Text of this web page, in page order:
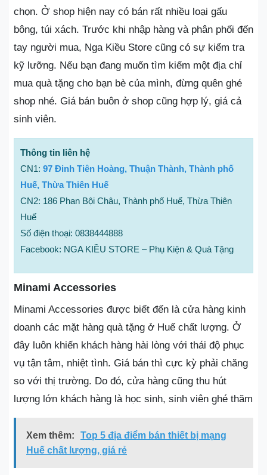
chọn. Ở shop hiện nay có bán rất nhiều loại gấu
bông, túi xách. Trước khi nhập hàng và phân phối đến
tay người mua, Nga Kiều Store cũng có sự kiểm tra
kỹ lưỡng. Nếu bạn đang muốn tìm kiếm một địa chỉ
mua quà tặng cho bạn bè của mình, đừng quên ghé
shop nhé. Giá bán buôn ở shop cũng hợp lý, giá cả
sinh viên.
Thông tin liên hệ
CN1: 97 Đinh Tiên Hoàng, Thuận Thành, Thành phố
Huế, Thừa Thiên Huế
CN2: 186 Phan Bội Châu, Thành phố Huế, Thừa Thiên
Huế
Số điện thoại: 0838444888
Facebook: NGA KIỀU STORE – Phụ Kiện & Quà Tặng
Minami Accessories
Minami Accessories được biết đến là cửa hàng kinh
doanh các mặt hàng quà tặng ở Huế chất lượng. Ở
đây luôn khiến khách hàng hài lòng với thái độ phục
vụ tận tâm, nhiệt tình. Giá bán thì cực kỳ phải chăng
so với thị trường. Do đó, cửa hàng cũng thu hút
lượng lớn khách hàng là học sinh, sinh viên ghé thăm
Xem thêm:
Top 5 địa điểm bán thiết bị mạng
Huế chất lượng, giá rẻ